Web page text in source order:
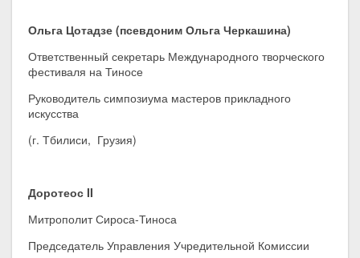
Ольга Цотадзе (псевдоним Ольга Черкашина)
Ответственный секретарь Международного творческого
фестиваля на Тиносе
Руководитель симпозиума мастеров прикладного
искусства
(г. Тбилиси, Грузия)
Доротеос II
Митрополит Сироса-Тиноса
Председатель Управления Учредительной Комиссии